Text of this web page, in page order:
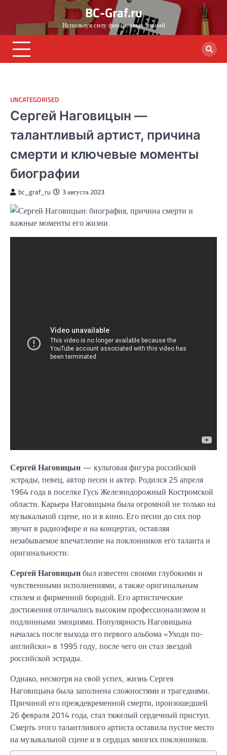
content
BC-Graf.ru
Используя силу финансовых знаний
UNCATEGORISED
Сергей Наговицын —
талантливый артист, причина
смерти и ключевые моменты
биографии
bc_graf_ru 3 августа 2023
Сергей Наговицын — культовая фигура российской
эстрады, певец, автор песен и актер. Родился 25 апреля
1964 года в поселке Гусь Железнодорожный Костромской
области. Карьера Наговицына была огромной не только на
музыкальной сцене, но и в кино. Его песни до сих пор
звучат в радиоэфире и на концертах, оставляя
незабываемое впечатление на поклонников его таланта и
оригинальности.
Сергей Наговицынбыл известен своими глубокими и
чувственными исполнениями, а также оригинальным
стилем и фирменной бородой. Его артистические
достижения отличались высоким профессионализмом и
подлинными эмоциями. Популярность Наговицына
началась после выхода его первого альбома «Уходи по-
английски» в 1995 году, после чего он стал звездой
российской эстрады.
Однако, несмотря на свой успех, жизнь Сергея
Наговицына была заполнена сложностями и трагедиями.
Причиной его преждевременной смерти, произошедшей
26 февраля 2014 года, стал тяжелый сердечный приступ.
Смерть этого талантливого артиста оставила пустое место
на музыкальной сцене и в сердцах многих поклонников.